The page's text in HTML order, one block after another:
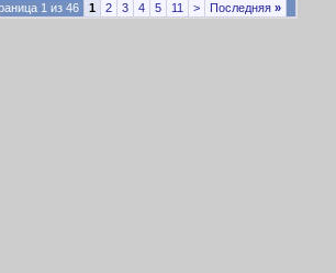
1 из 46 1 2 3 4 5 11 > Последняя »